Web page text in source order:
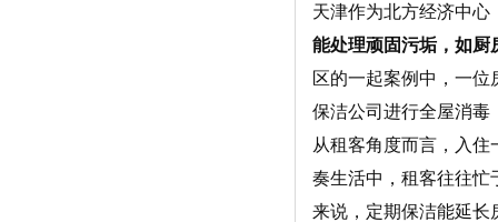
天津作为北方经济中
能处理顽固污垢，如厨
区的一起案例中，一
保洁公司进行全屋消毒
从租客角度而言，入
奏生活中，租客往往忙
来说，定期保洁能延长